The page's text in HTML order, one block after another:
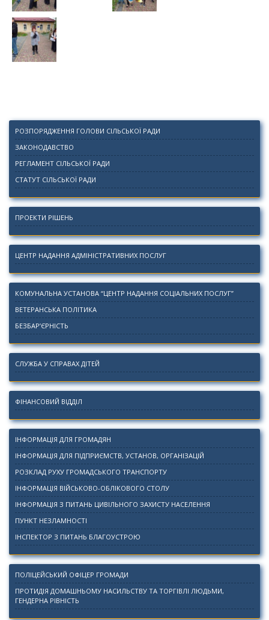
РОЗПОРЯДЖЕННЯ ГОЛОВИ СІЛЬСЬКОЇ РАДИ
ЗАКОНОДАВСТВО
РЕГЛАМЕНТ СІЛЬСЬКОЇ РАДИ
СТАТУТ СІЛЬСЬКОЇ РАДИ
ПРОЕКТИ РІШЕНЬ
ЦЕНТР НАДАННЯ АДМІНІСТРАТИВНИХ ПОСЛУГ
КОМУНАЛЬНА УСТАНОВА “ЦЕНТР НАДАННЯ СОЦІАЛЬНИХ ПОСЛУГ”
ВЕТЕРАНСЬКА ПОЛІТИКА
БЕЗБАР’ЄРНІСТЬ
СЛУЖБА У СПРАВАХ ДІТЕЙ
ФІНАНСОВИЙ ВІДДІЛ
ІНФОРМАЦІЯ ДЛЯ ГРОМАДЯН
ІНФОРМАЦІЯ ДЛЯ ПІДПРИЄМСТВ, УСТАНОВ, ОРГАНІЗАЦІЙ
РОЗКЛАД РУХУ ГРОМАДСЬКОГО ТРАНСПОРТУ
ІНФОРМАЦІЯ ВІЙСЬКОВО-ОБЛІКОВОГО СТОЛУ
ІНФОРМАЦІЯ З ПИТАНЬ ЦИВІЛЬНОГО ЗАХИСТУ НАСЕЛЕННЯ
ПУНКТ НЕЗЛАМНОСТІ
ІНСПЕКТОР З ПИТАНЬ БЛАГОУСТРОЮ
ПОЛІЦЕЙСЬКИЙ ОФІЦЕР ГРОМАДИ
ПРОТИДІЯ ДОМАШНЬОМУ НАСИЛЬСТВУ ТА ТОРГІВЛІ ЛЮДЬМИ,
ГЕНДЕРНА РІВНІСТЬ